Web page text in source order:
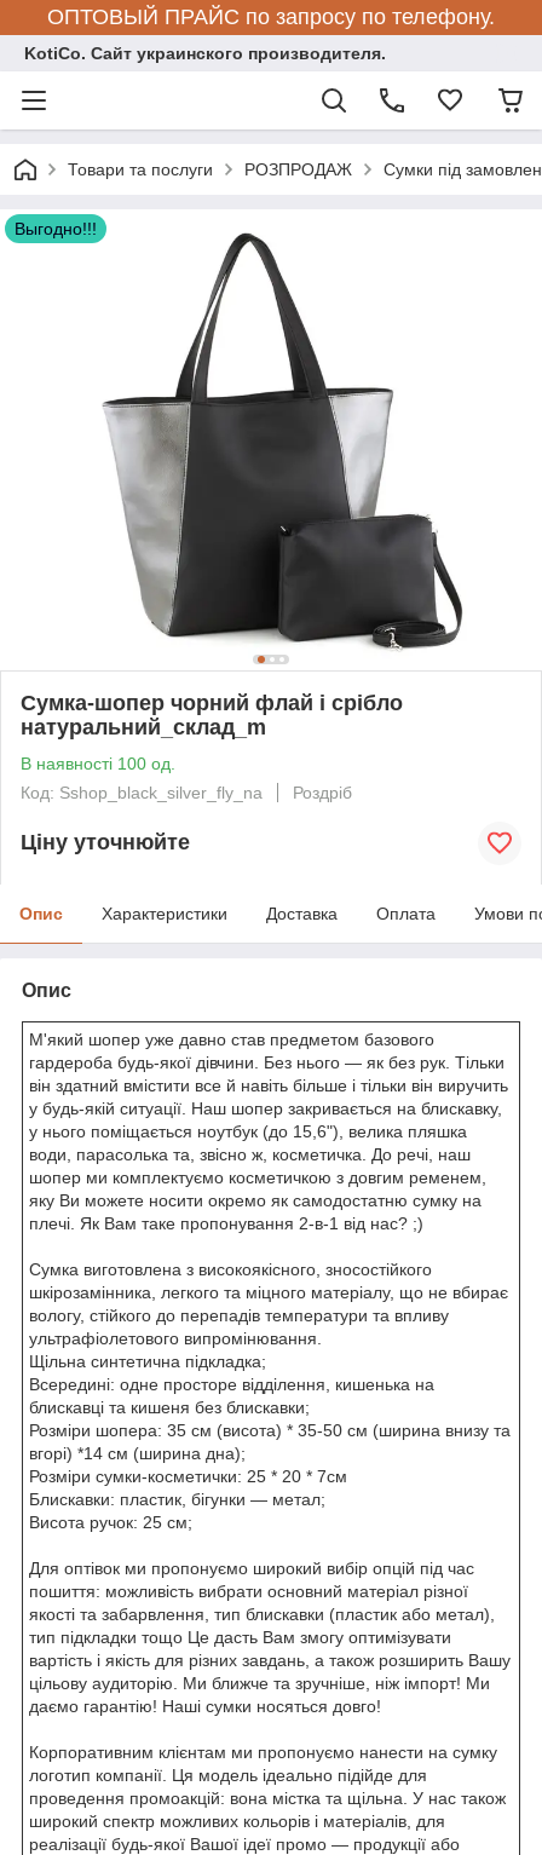
ОПТОВЫЙ ПРАЙС по запросу по телефону.
KotiCo. Сайт украинского производителя.
Товари та послуги РОЗПРОДАЖ Сумки під
Выгодно!!!
Сумка-шопер чорний флай і срібло
натуральний_склад_m
В наявності 100 од.
Код: Sshop_black_silver_fly_na
Роздріб
Ціну уточнюйте
Опис Характеристики Доставка Оплата Умови
Опис
М'який шопер уже давно став предметом базового
гардероба будь-якої дівчини. Без нього — як без рук. Тільки
він здатний вмістити все й навіть більше і тільки він виручить
у будь-якій ситуації. Наш шопер закривається на блискавку,
у нього поміщається ноутбук (до 15,6"), велика пляшка
води, парасолька та, звісно ж, косметичка. До речі, наш
шопер ми комплектуємо косметичкою з довгим ременем,
яку Ви можете носити окремо як самодостатню сумку на
плечі. Як Вам таке пропонування 2-в-1 від нас? ;)
Сумка виготовлена з високоякісного, зносостійкого
шкірозамінника, легкого та міцного матеріалу, що не вбирає
вологу, стійкого до перепадів температури та впливу
ультрафіолетового випромінювання.
Щільна синтетична підкладка;
Всередині: одне просторе відділення, кишенька на
блискавці та кишеня без блискавки;
Розміри шопера: 35 см (висота) * 35-50 см (ширина внизу та
вгорі) *14 см (ширина дна);
Розміри сумки-косметички: 25 * 20 * 7см
Блискавки: пластик, бігунки — метал;
Висота ручок: 25 см;
Для оптівок ми пропонуємо широкий вибір опцій під час
пошиття: можливість вибрати основний матеріал різної
якості та забарвлення, тип блискавки (пластик або метал),
тип підкладки тощо Це дасть Вам змогу оптимізувати
вартість і якість для різних завдань, а також розширить Вашу
цільову аудиторію. Ми ближче та зручніше, ніж імпорт! Ми
даємо гарантію! Наші сумки носяться довго!
Корпоративним клієнтам ми пропонуємо нанести на сумку
логотип компанії. Ця модель ідеально підійде для
проведення промоакцій: вона містка та щільна. У нас також
широкий спектр можливих кольорів і матеріалів, для
реалізації будь-якої Вашої ідеї промо — продукції або